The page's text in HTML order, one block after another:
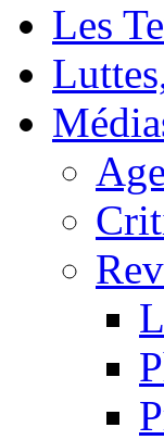
Les